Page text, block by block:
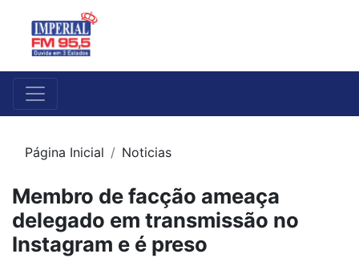
Página Inicial Noticias
Membro de facção ameaça
delegado em transmissão no
Instagram e é preso